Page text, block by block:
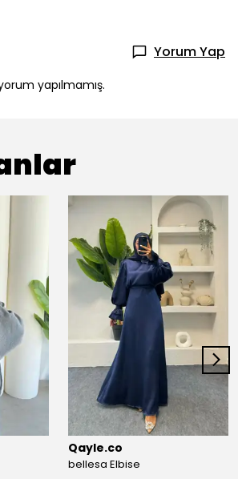
Yorum Yap
yapılmamış.
Qayle.co
bellesa Elbise